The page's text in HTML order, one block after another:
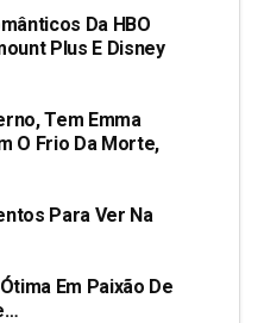
Da HBO
Plus E Disney
Tem Emma
O Frio Da Morte,
Para Ver Na
Em Paixão De